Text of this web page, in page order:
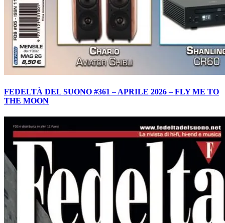
FEDELTÀ DEL SUONO #361 – APRILE 2026 – FLY ME TO
THE MOON